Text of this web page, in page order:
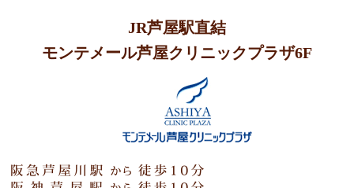
JR芦屋駅直結
モンテメール芦屋クリニックプラザ6F